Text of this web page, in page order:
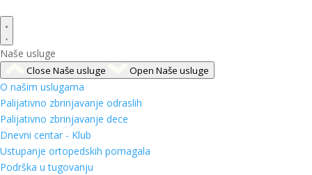
Naše usluge
Close Naše usluge Open Naše usluge
O našim uslugama
Palijativno zbrinjavanje odraslih
Palijativno zbrinjavanje dece
Dnevni centar - Klub
Ustupanje ortopedskih pomagala
Podrška u tugovanju